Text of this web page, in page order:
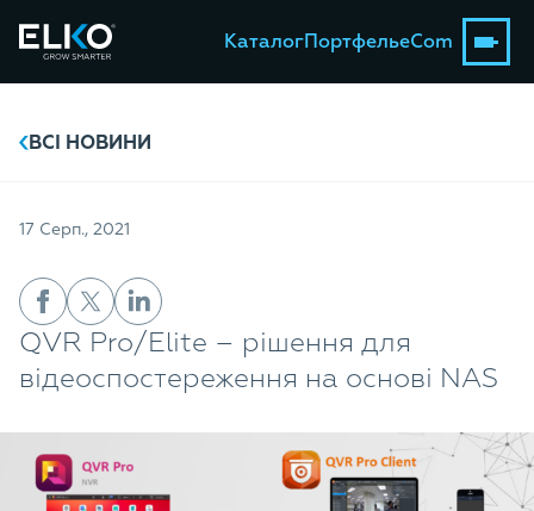
КаталогПортфельeCom
ВСІ НОВИНИ
17 Серп., 2021
QVR Pro/Elite – рішення для
відеоспостереження на основі NAS